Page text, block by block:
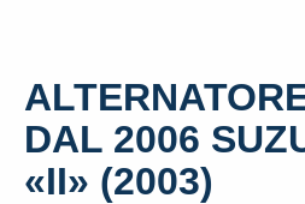
DAL 2006
«II» (2003)